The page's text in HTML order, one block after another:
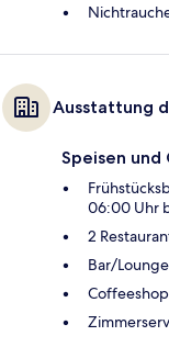
Ausstattung
Speisen und
06:00 Uhr
2
Bar/Lounge
Coffeeshop